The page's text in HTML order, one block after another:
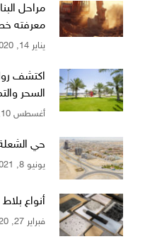
مراحل
معرفته
يناير 14, 2020
اكتشف
السحر
أغسطس 10, 2025
حي
يونيو 8, 2021
أنواع بلاط
فبراير 27, 2020